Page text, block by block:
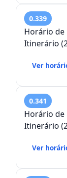
0.339
Horário de
Itinerário
Ver
0.341
Horário de
Itinerário
Ver